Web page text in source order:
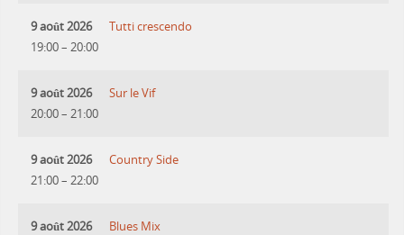
9 août 2026
19:00– 20:00
Tutti crescendo
9 août 2026
20:00– 21:00
Sur le Vif
9 août 2026
21:00– 22:00
Country Side
9 août 2026
Blues Mix